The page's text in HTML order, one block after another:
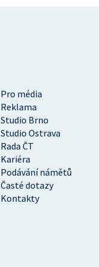
Pro média
Reklama
Studio Brno
Studio Ostrava
Rada ČT
Kariéra
Podávání námětů
Časté dotazy
Kontakty